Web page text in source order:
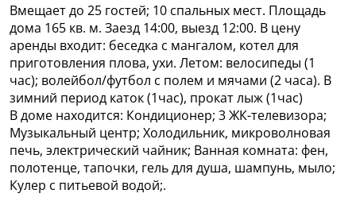
Вмещает до 25 гостей; 10 спальных мест. Площадь
дома 165 кв. м. Заезд 14:00, выезд 12:00. В цену
аренды входит: беседка с мангалом, котел для
приготовления плова, ухи. Летом: велосипеды (1
час); волейбол/футбол с полем и мячами (2 часа). В
зимний период каток (1час), прокат лыж (1час)
В доме находится: Кондиционер; 3 ЖК-телевизора;
Музыкальный центр; Холодильник, микроволновая
печь, электрический чайник; Ванная комната: фен,
полотенце, тапочки, гель для душа, шампунь, мыло;
Кулер с питьевой водой;.